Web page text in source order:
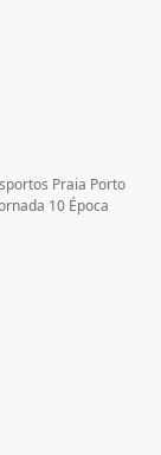
Praia Porto
10 Época